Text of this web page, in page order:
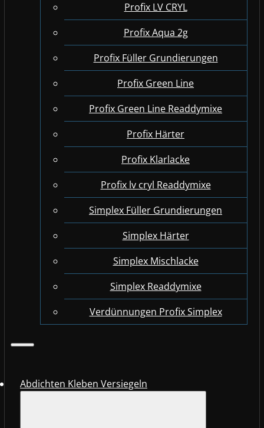
Profix LV CRYL
Profix Aqua 2g
Profix Füller Grundierungen
Profix Green Line
Profix Green Line Readdymixe
Profix Härter
Profix Klarlacke
Profix lv cryl Readdymixe
Simplex Füller Grundierungen
Simplex Härter
Simplex Mischlacke
Simplex Readdymixe
Verdünnungen Profix Simplex
Abdichten Kleben Versiegeln